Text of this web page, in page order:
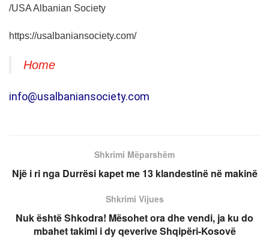
/USA Albanian Society
https://usalbaniansociety.com/
Home
info@usalbaniansociety.com
Shkrimi Mëparshëm
Një i ri nga Durrësi kapet me 13 klandestinë në makinë
Shkrimi Vijues
Nuk është Shkodra! Mësohet ora dhe vendi, ja ku do
mbahet takimi i dy qeverive Shqipëri-Kosovë